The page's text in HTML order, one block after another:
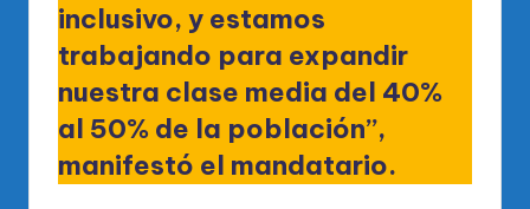
inclusivo, y estamos
trabajando para expandir
nuestra clase media del 40%
al 50% de la población”,
manifestó el mandatario.